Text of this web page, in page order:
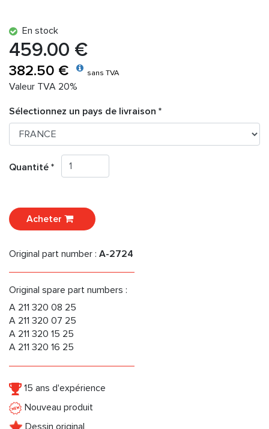
En stock
459.00 €
382.50 € sans TVA
Valeur TVA 20%
Sélectionnez un pays de livraison *
Quantité *
Acheter
Original part number : A-2724
Original spare part numbers :
A 211 320 08 25
A 211 320 07 25
A 211 320 15 25
A 211 320 16 25
15 ans d'expérience
Nouveau produit